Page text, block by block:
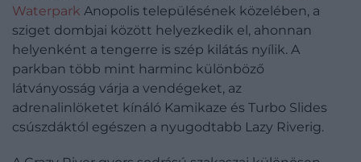
Waterpark Anopolis településének közelében, a
sziget dombjai között helyezkedik el, ahonnan
helyenként a tengerre is szép kilátás nyílik. A
parkban több mint harminc különböző
látványosság várja a vendégeket, az
adrenalinlöketet kínáló Kamikaze és Turbo Slides
csúszdáktól egészen a nyugodtabb Lazy Riverig.